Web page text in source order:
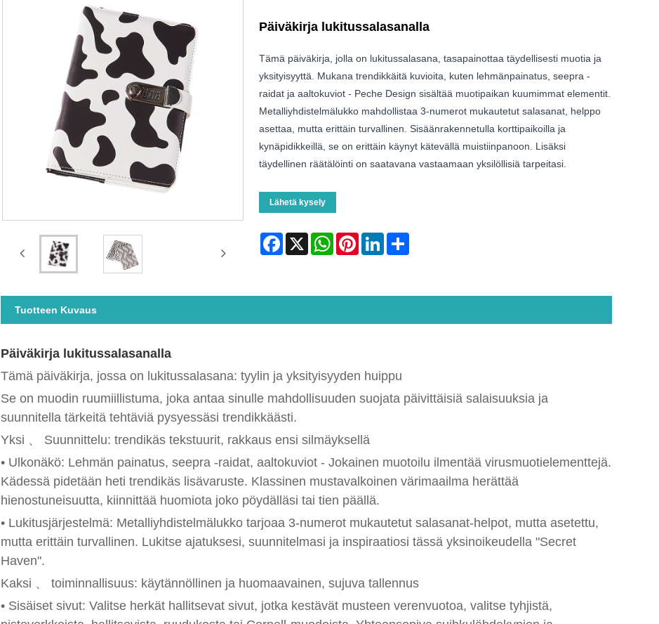
Päiväkirja lukitussalasanalla
Tämä päiväkirja, jolla on lukitussalasana, tasapainottaa täydellisesti muotia ja
yksityisyyttä. Mukana trendikkäitä kuvioita, kuten lehmänpainatus, seepra -
raidat ja aaltokuviot - Peche Design sisältää muotipaikan kuumimmat elementit.
Metalliyhdistelmälukko mahdollistaa 3-numerot mukautetut salasanat, helppo
asettaa, mutta erittäin turvallinen. Sisäänrakennetulla korttipaikoilla ja
kynäpidikkeillä, se on erittäin käynyt kätevällä muistiinpanoon. Lisäksi
täydellinen räätälöinti on saatavana vastaamaan yksilöllisiä tarpeitasi.
Lähetä kysely
Facebook
X WhatsAppPinterestLinkedInShare
Tuotteen Kuvaus
Päiväkirja lukitussalasanalla
Tämä päiväkirja, jossa on lukitussalasana: tyylin ja yksityisyyden huippu
Se on muodin ruumiillistuma, joka antaa sinulle mahdollisuuden suojata päivittäisiä salaisuuksia ja
suunnitella tärkeitä tehtäviä pysyessäsi trendikkäästi.
Yksi 、 Suunnittelu: trendikäs tekstuurit, rakkaus ensi silmäyksellä
• Ulkonäkö: Lehmän painatus, seepra -raidat, aaltokuviot - Jokainen muotoilu ilmentää virusmuotielementtejä.
Kädessä pidetään heti trendikäs lisävaruste. Klassinen mustavalkoinen värimaailma herättää
hienostuneisuutta, kiinnittää huomiota joko pöydälläsi tai tien päällä.
• Lukitusjärjestelmä: Metalliyhdistelmälukko tarjoaa 3-numerot mukautetut salasanat-helpot, mutta asetettu,
mutta erittäin turvallinen. Lukitse ajatuksesi, suunnitelmasi ja inspiraatiosi tässä yksinoikeudella "Secret
Haven".
Kaksi 、 toiminnallisuus: käytännöllinen ja huomaavainen, sujuva tallennus
• Sisäiset sivut: Valitse herkät hallitsevat sivut, jotka kestävät musteen verenvuotoa, valitse tyhjistä,